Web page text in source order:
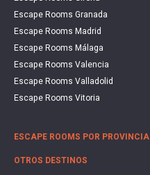
Escape Rooms Granada
Escape Rooms Madrid
Escape Rooms Málaga
Escape Rooms Valencia
Escape Rooms Valladolid
Escape Rooms Vitoria
ESCAPE ROOMS POR PROVINCIA
OTROS DESTINOS